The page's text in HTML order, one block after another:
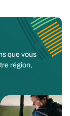
que vous
région,